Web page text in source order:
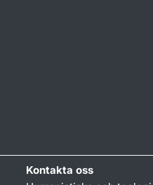
Kontakta oss